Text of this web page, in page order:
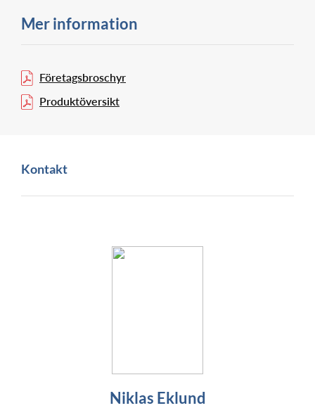
Mer information
Företagsbroschyr
Produktöversikt
Kontakt
Niklas Eklund